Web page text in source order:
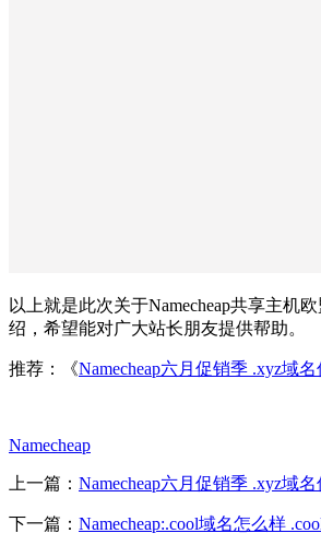
以上就是此次关于Namecheap共享主机
绍，希望能对广大站长朋友提供帮助。
推荐：《Namecheap六月促销季 .xyz域
Namecheap
上一篇： Namecheap六月促销季 .xyz域
下一篇： Namecheap:.cool域名怎么样